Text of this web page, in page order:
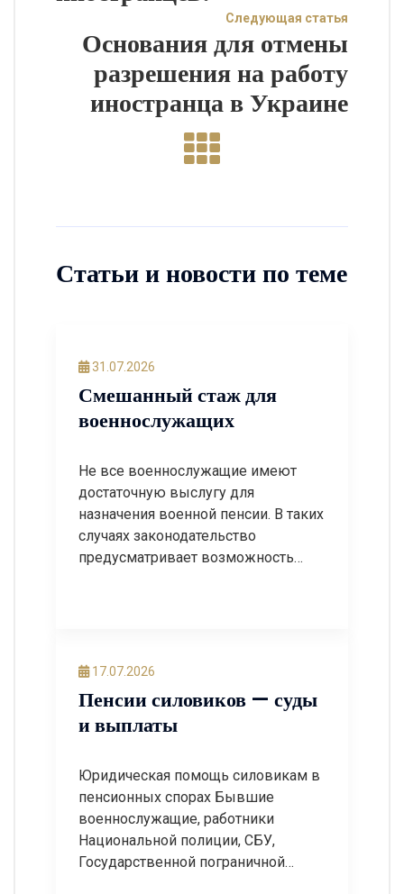
Следующая статья
Основания для отмены
разрешения на работу
иностранца в Украине
Статьи и новости по теме
31.07.2026
Смешанный стаж для
военнослужащих
Не все военнослужащие имеют
достаточную выслугу для
назначения военной пенсии. В таких
случаях законодательство
предусматривает возможность
работы с уплатой страховых
Пенсионный фонд или
уполномоченные органы нередко
из-за неправильного расчета стажа,
[…]
17.07.2026
Пенсии силовиков — суды
и выплаты
Юридическая помощь силовикам в
пенсионных спорах Бывшие
военнослужащие, работники
Национальной полиции, СБУ,
Государственной пограничной